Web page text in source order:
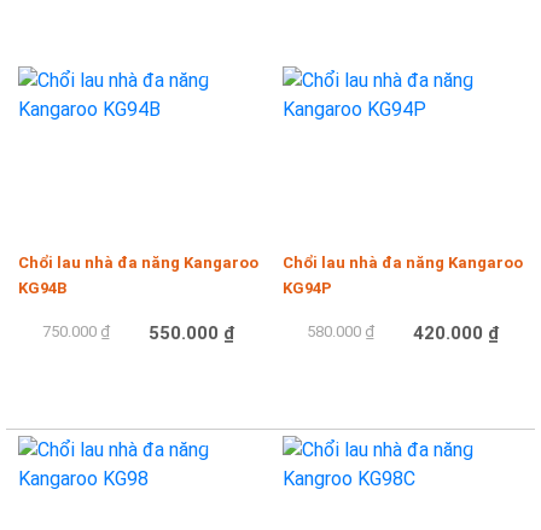
-27%
Chổi lau nhà đa năng Kangaroo
KG94B
750.000 ₫ 550.000 ₫
-28%
Chổi lau nhà đa năng Kangaroo
KG94P
580.000 ₫ 420.000 ₫
-17% -16%